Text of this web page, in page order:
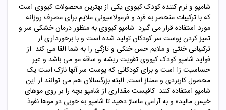
شامپو و نرم کننده کودک کیووی یکی از بهترین محصولات کیووی است
که با ترکیبات منحصر به فرد و فرمولاسیونی ملایم برای مصرف روزانه
مورد استفاده قرار می گیرد. شامپو کیووی به منظور درمان خشکی سر و
تمیز کردن پوست سر کودکان تولید شده است و با برخورداری از
ترکیباتی خنثی و ملایم حس خنکی و تازگی را به شما القا می کند. از
فواید شامپو کودک کیووی تقویت ریشه و ساقه مو می باشد و غیر
حساسیت زا است و برای کودکانی که پوست سر آنها نازک است یک
محصول کاربردی و ممتاز است. البته بزرگسالان هم می توانند از این
شامپو استفاده کنند. کافیست مقداری از شامپو بچه را بر روی موهای
خیس مالیده و به آرامی ماساژ دهید تا شامپو به خوبی در موها نفوذ